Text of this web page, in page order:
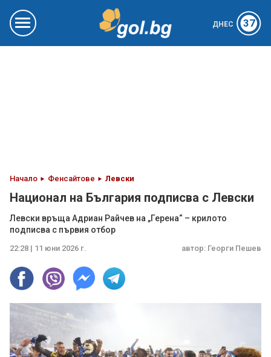
ДНЕС 37
Начало Фенсайтове Левски
Национал на България подписва с Левски
Левски връща Адриан Райчев на „Герена“ – крилото
подписва с първия отбор
22:28 | 11 юни 2026 г. автор: Георги Пешев